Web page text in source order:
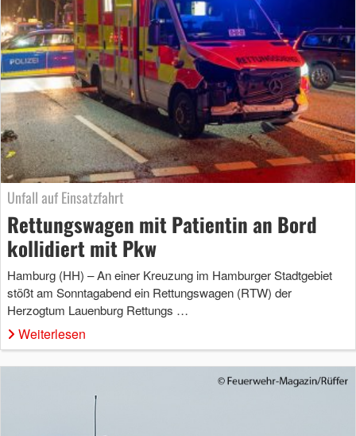
Unfall auf Einsatzfahrt
Rettungswagen mit Patientin an Bord
kollidiert mit Pkw
Hamburg (HH) – An einer Kreuzung im Hamburger Stadtgebiet
stößt am Sonntagabend ein Rettungswagen (RTW) der
Herzogtum Lauenburg Rettungs …
Weiterlesen